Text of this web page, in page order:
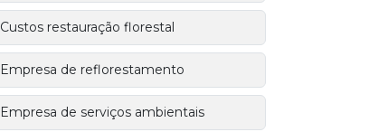
Custos restauração florestal
Empresa de reflorestamento
Empresa de serviços ambientais